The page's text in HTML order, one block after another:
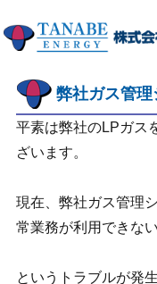
弊社ガス管
平素は弊社のLPガス
ざいます。
現在、弊社ガス管理
常業務が利用できない
というトラブルが発